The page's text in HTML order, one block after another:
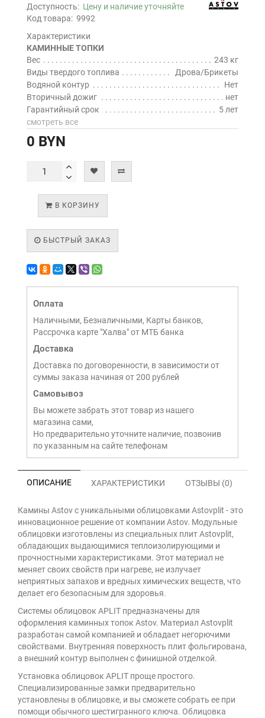
Доступность: Цену и наличие уточняйте
Код товара: 9992
Характеристики
КАМИННЫЕ ТОПКИ
Вес
243 кг
Виды твердого топлива
Дрова/Брикеты
Водяной контур
Нет
Вторичный дожиг
нет
Гарантийный срок
5 лет
смотреть все
0 BYN
В КОРЗИНУ
БЫСТРЫЙ ЗАКАЗ
Оплата
Наличными, Безналичными, Карты банков,
Рассрочка карте "Халва" от МТБ банка
Доставка
Доставка по договоренности, в зависимости от
суммы заказа начиная от 200 рублей
Самовывоз
Вы можете забрать этот товар из нашего
магазина сами,
Но предварительно уточните наличие, позвонив
по указанным на сайте телефонам
ОПИСАНИЕ ХАРАКТЕРИСТИКИ ОТЗЫВЫ (0)
Камины Astov с уникальными облицовками Astovplit - это
инновационное решение от компании Astov. Модульные
облицовки изготовлены из специальных плит Astovplit,
обладающих выдающимися теплоизолирующими и
прочностными характеристиками. Этот материал не
меняет своих свойств при нагреве, не излучает
неприятных запахов и вредных химических веществ, что
делает его безопасным для здоровья.
Системы облицовок APLIT предназначены для
оформления каминных топок Astov. Материал Astovplit
разработан самой компанией и обладает негорючими
свойствами. Внутренняя поверхность плит фольгирована,
а внешний контур выполнен с финишной отделкой.
Установка облицовок APLIT проще простого.
Специализированные замки предварительно
установлены в облицовке, и вы сможете собрать ее при
помощи обычного шестигранного ключа. Облицовка